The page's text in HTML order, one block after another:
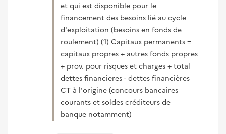
et qui est disponible pour le
financement des besoins lié au cycle
d'exploitation (besoins en fonds de
roulement) (1) Capitaux permanents =
capitaux propres + autres fonds propres
+ prov. pour risques et charges + total
dettes financieres - dettes financières
CT à l'origine (concours bancaires
courants et soldes créditeurs de
banque notamment)